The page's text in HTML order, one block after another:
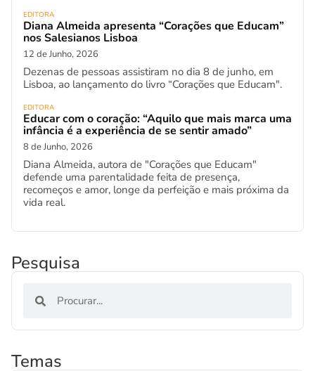
EDITORA
Diana Almeida apresenta “Corações que Educam”
nos Salesianos Lisboa
12 de Junho, 2026
Dezenas de pessoas assistiram no dia 8 de junho, em
Lisboa, ao lançamento do livro “Corações que Educam".
EDITORA
Educar com o coração: “Aquilo que mais marca uma
infância é a experiência de se sentir amado”
8 de Junho, 2026
Diana Almeida, autora de "Corações que Educam"
defende uma parentalidade feita de presença,
recomeços e amor, longe da perfeição e mais próxima da
vida real.
Pesquisa
Temas